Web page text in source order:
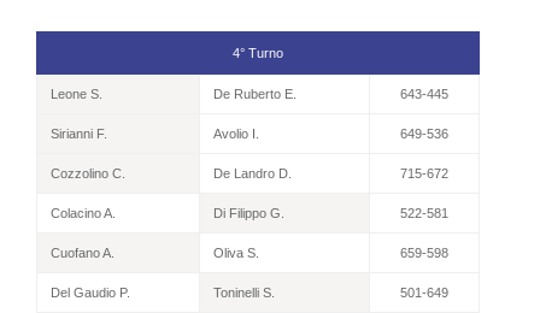
4° Turno
Leone S. De Ruberto E. 643-445
Sirianni F. Avolio I. 649-536
Cozzolino C. De Landro D. 715-672
Colacino A. Di Filippo G. 522-581
Cuofano A. Oliva S. 659-598
Del Gaudio P. Toninelli S. 501-649